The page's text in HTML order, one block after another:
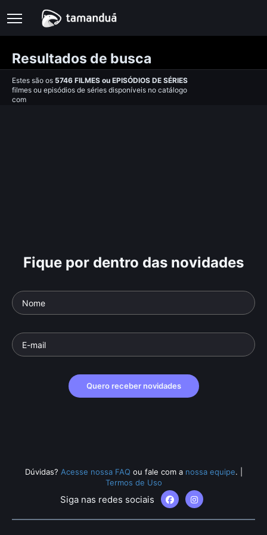
Resultados de busca
Estes são os 5746 FILMES ou EPISÓDIOS DE SÉRIES
filmes ou episódios de séries disponíveis no catálogo
com
Fique por dentro das novidades
Quero receber novidades
Dúvidas? Acesse nossa FAQ ou fale com a nossa equipe.
Termos de Uso
Siga nas redes sociais